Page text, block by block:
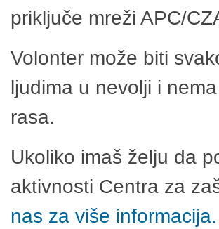
priključe mreži APC/
Volonter može biti
ljudima u nevolji i
rasa.
Ukoliko imaš želju da
aktivnosti Centra za
nas za više informacija.